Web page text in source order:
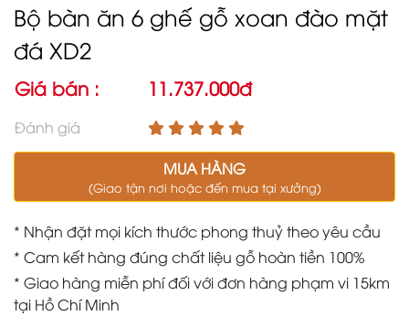
Bộ bàn ăn 6 ghế gỗ xoan đào mặt
đá XD2
Giá bán : 11.737.000đ
Đánh giá
MUA HÀNG
(Giao tận nơi hoặc đến mua tại xưởng)
* Nhận đặt mọi kích thước phong thuỷ theo yêu cầu
* Cam kết hàng đúng chất liệu gỗ hoàn tiền 100%
* Giao hàng miễn phí đối với đơn hàng phạm vi 15km
tại Hồ Chí Minh